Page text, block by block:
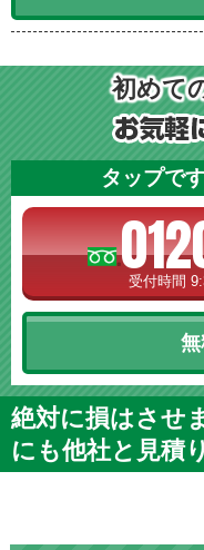
初めて
タップで
受付時間
絶対に損はさせ
にも他社と見積